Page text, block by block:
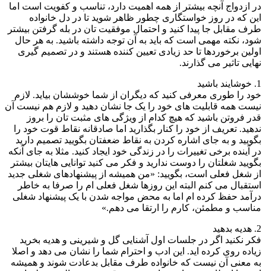
در ازدواج آنچه بیشتر از همه اهمیت دارد، تناسب و کفویت است اما
این که در روز خواستگاری چطور ظاهر شوید تا در دل خانواده
طرف مقابل جا پیدا کنید و احتمال موفقیت تان در بله گرفتن بیشتر
شود، نکته مهمی است که باید به آن توجه داشته باشید. به هر حال
اولین برخوردها تا حد زیادی تعیین کننده هستند و در تصمیم گیری
نهایی تاثیر می گذارند.
1. خوشایند باشید
خود را طوری معرفی کنید که دیگران از شما خوششان بیاید. لازم
نیست همه قابلیت های خود را یک جا نشان دهید و لازم هم نیست آن
قدر فروتن باشید که هیچ کدام از ویژگی های مثبت تان را بروز
ندهید. تعریف از خود را کنار بگذارید اما صادقانه نقاط قوت خود را
بگویید و به جای اشاره کردن به نقاط ضعفتان بگویید تصمیم دارید
در آینده برخی تغییرات را در زندگی خود ایجاد کنید. مثلا به جای آنکه
بگویید شغلتان را دوست ندارید و فکر می کنید توانایی هایتان بیشتر
از شغل فعلی است، بگویید: «من همیشه از پیشنهادهای شغلی جدید
استقبال می کنم البته این روزها شغل فعلی ام را صرفا به خاطر
درآمد حفظ کرده ام اما به محض مواجه شدن با یک پیشنهاد شغلی
مناسب و مطمئن، کارم را ارتقا می دهم.»
2. هدیه بدهید
فکر نکنید اگر در جلسات اول آشنایی گل و شیرینی و هدیه بخرید
زیاده روی کرده اید. این ادب و احترام شما را نشان می دهد و اصلا
به معنی آن نیست که خانواده طرف مقابل بدعادت شوند و همیشه